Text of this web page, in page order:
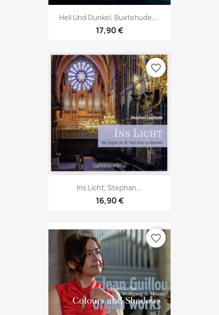
Hell Und Dunkel, Buxtehude,...
17,90 €
Ins Licht, Stephan...
16,90 €
favorite_border
favorite_border